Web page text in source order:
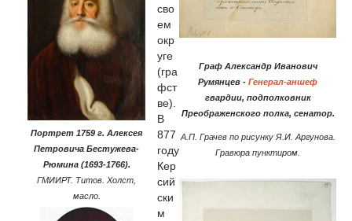
Граф Александр Иванович
Румянцев - Генерал-аншеф
гвардии, подполковник
Преображенского полка, сенатор.
А.П. Грачев по рисунку Я.И. Аргунова.
Гравюра пунктиром.
Портрет 1759 г. Алексея
Петровича Бестужева-
Рюмина (1693-1766).
ГМИИРТ. Титов. Холст,
масло.
сво
ем
окр
уге
(гра
фст
ве).
В
877
году
Кер
сий
ски
м